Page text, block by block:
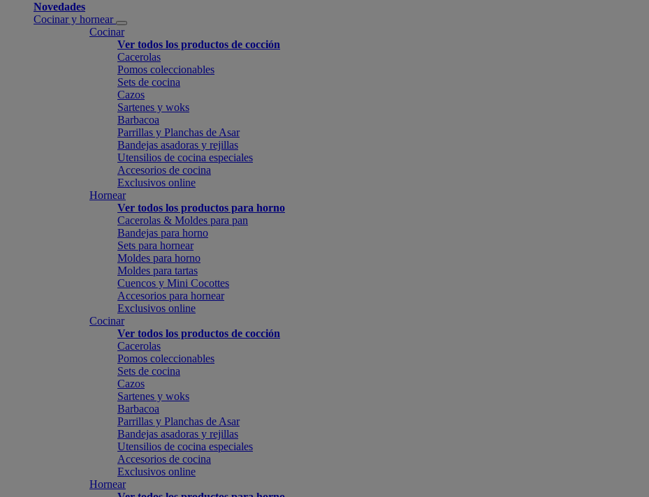
Novedades
Cocinar y hornear
Cocinar
Ver todos los productos de cocción
Cacerolas
Pomos coleccionables
Sets de cocina
Cazos
Sartenes y woks
Barbacoa
Parrillas y Planchas de Asar
Bandejas asadoras y rejillas
Utensilios de cocina especiales
Accesorios de cocina
Exclusivos online
Hornear
Ver todos los productos para horno
Cacerolas & Moldes para pan
Bandejas para horno
Sets para hornear
Moldes para horno
Moldes para tartas
Cuencos y Mini Cocottes
Accesorios para hornear
Exclusivos online
Cocinar
Ver todos los productos de cocción
Cacerolas
Pomos coleccionables
Sets de cocina
Cazos
Sartenes y woks
Barbacoa
Parrillas y Planchas de Asar
Bandejas asadoras y rejillas
Utensilios de cocina especiales
Accesorios de cocina
Exclusivos online
Hornear